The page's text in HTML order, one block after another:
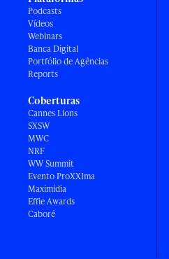
Podcasts
Vídeos
Webinars
Banca Digital
Portfólio de Agências
Reports
Coberturas
Cannes Lions
SXSW
MWC
NRF
WW Summit
Evento ProXXIma
Maximídia
Effie Awards
Caboré